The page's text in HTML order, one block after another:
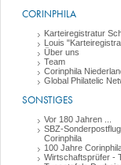
CORINPHILA
Karteiregistratur
Louis
Über uns
Team
Corinphila
Global Philatelic
SONSTIGES
Vor 180 Jahren ...
SBZ-
Corinphila
100 Jahre
Wirtschaftsprüfer -